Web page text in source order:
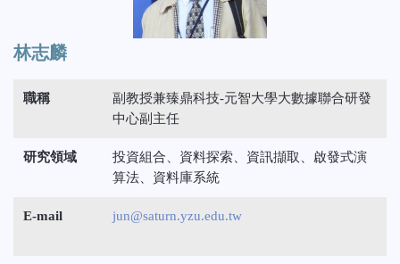
林志麟
職稱
副教授兼臻鼎科技-元智大學大數據聯合研發
中心副主任
研究領域
投資組合、資料探索、資訊擷取、啟發式演
算法、資料庫系統
E-mail jun@saturn.yzu.edu.tw